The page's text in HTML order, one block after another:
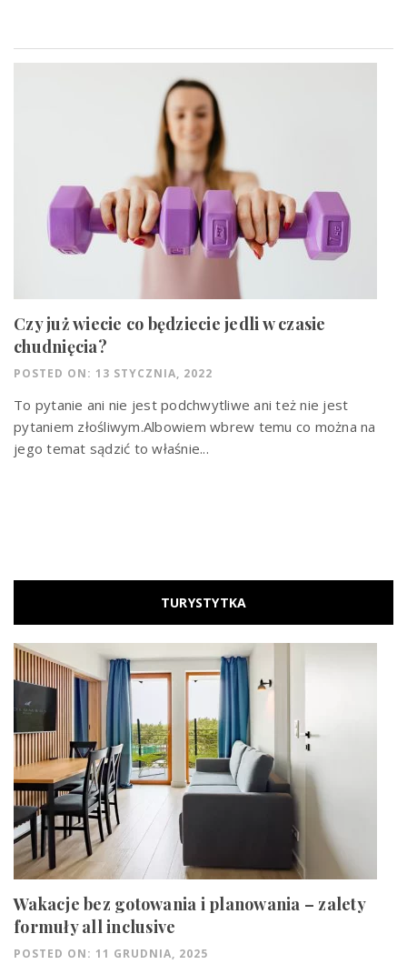
Czy już wiecie co będziecie jedli w czasie
chudnięcia?
POSTED ON: 13 STYCZNIA, 2022
To pytanie ani nie jest podchwytliwe ani też nie jest
pytaniem złośliwym.Albowiem wbrew temu co można na
jego temat sądzić to właśnie...
TURYSTYTKA
Wakacje bez gotowania i planowania – zalety
formuły all inclusive
POSTED ON: 11 GRUDNIA, 2025